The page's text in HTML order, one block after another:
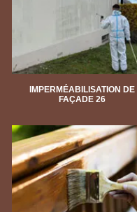
IMPERMÉABILISATION DE
FAÇADE 26